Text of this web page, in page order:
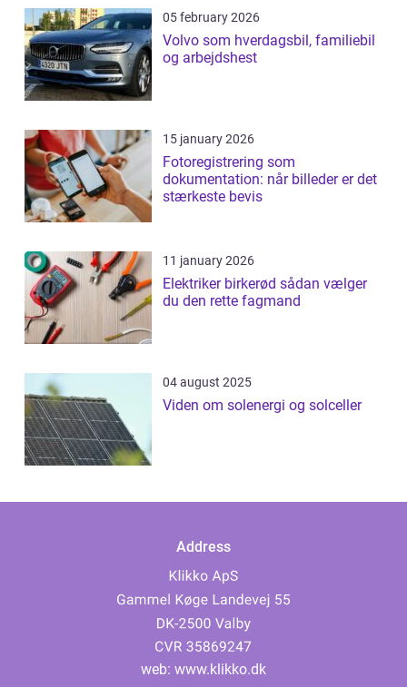
05 february 2026
Volvo som hverdagsbil, familiebil
og arbejdshest
15 january 2026
Fotoregistrering som
dokumentation: når billeder er det
stærkeste bevis
11 january 2026
Elektriker birkerød sådan vælger
du den rette fagmand
04 august 2025
Viden om solenergi og solceller
Address
web: www.klikko.dk